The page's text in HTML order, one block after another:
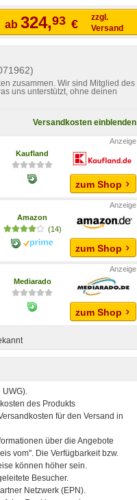
ab 324,93 €
zzgl.
Versand
zusammen. Wir sind Mitglied des
uns unterstützt, ohne deinen
Versandkosten einblenden
Kaufland
zum Shop
Amazon
(14)
zum Shop
Mediarado
zum Shop